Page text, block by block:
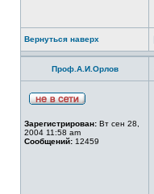
Вернуться наверх
Проф.А.И.Орлов
Зарегистрирован: Вт сен 28,
2004 11:58 am
Сообщений: 12459